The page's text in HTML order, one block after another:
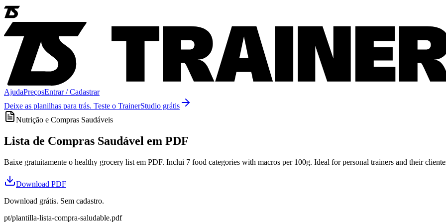
AjudaPreçosEntrar / Cadastrar
Deixe as planilhas para trás. Teste o TrainerStudio grátis
Nutrição e Compras Saudáveis
Lista de Compras Saudável em PDF
Baixe gratuitamente o healthy grocery list em PDF. Inclui 7 food categories with macros per 100g. Ideal for personal trainers and their
Download PDF
Download grátis. Sem cadastro.
pt/plantilla-lista-compra-saludable.pdf